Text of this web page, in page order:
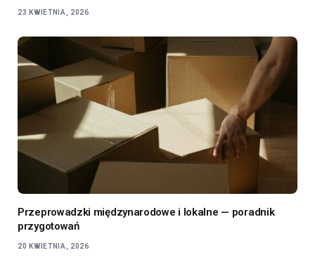
23 KWIETNIA, 2026
Przeprowadzki międzynarodowe i lokalne — poradnik
przygotowań
20 KWIETNIA, 2026